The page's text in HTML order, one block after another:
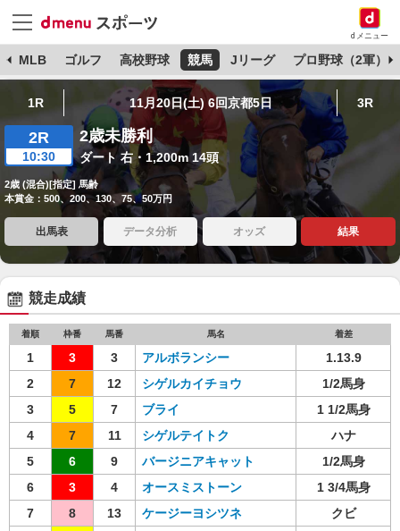
dメニュー
MLB ゴルフ 高校野球 競馬 Jリーグ プロ野球（2軍）
1R 11月20日(土) 6回京都5日 3R
2R
10:30
2歳未勝利
ダート 右・1,200m 14頭
2歳 (混合)[指定] 馬齢
本賞金：500、200、130、75、50万円
出馬表 データ分析 オッズ 結果
競走成績
着順 枠番 馬番 馬名 着差
1 3 3 アルボランシー
1.13.9
2
7 12 シゲルカイチョウ
1/2馬身
3
5 7 ブライ
1 1/2馬身
4
7 11 シゲルテイトク
ハナ
5
6 9 バージニアキャット
1/2馬身
6
3 4 オースミストーン
1 3/4馬身
7
8 13 ケージーヨシツネ
クビ